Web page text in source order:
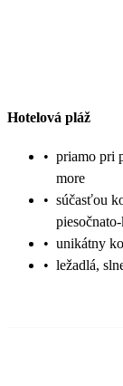
Hotelová pláž
• priamo pri
more
• súčasťou
• unikátny
• ležadlá,